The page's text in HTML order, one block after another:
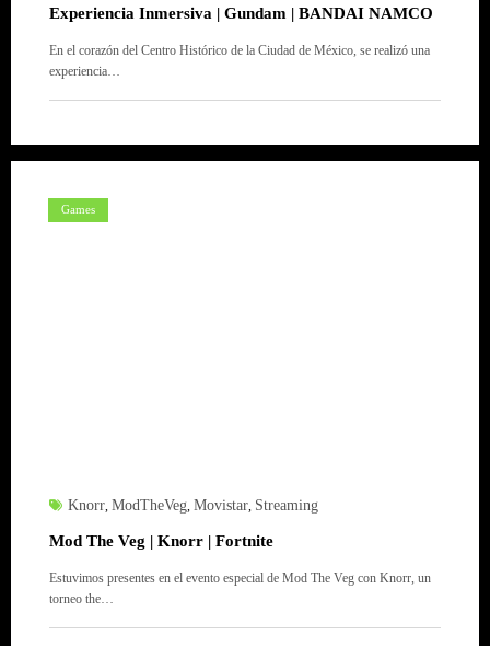
Experiencia Inmersiva | Gundam | BANDAI NAMCO
En el corazón del Centro Histórico de la Ciudad de México, se realizó una
experiencia…
Games
Knorr, ModTheVeg, Movistar, Streaming
Mod The Veg | Knorr | Fortnite
Estuvimos presentes en el evento especial de Mod The Veg con Knorr, un
torneo the…